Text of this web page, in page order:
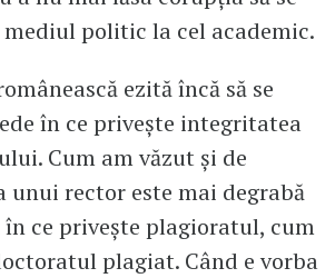
mediul politic la cel academic.
ezită încă să se
în ce privește integritatea
Cum am văzut și de
unui rector este mai degrabă
ce privește plagioratul, cum
plagiat. Când e vorba